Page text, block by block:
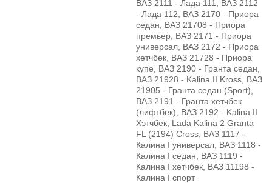
ВАЗ 2111 - Лада 111, ВАЗ 2112
- Лада 112, ВАЗ 2170 - Приора
седан, ВАЗ 21708 - Приора
премьер, ВАЗ 2171 - Приора
универсал, ВАЗ 2172 - Приора
хетчбек, ВАЗ 21728 - Приора
купе, ВАЗ 2190 - Гранта седан,
ВАЗ 21928 - Kalina II Kross, ВАЗ
21905 - Гранта седан (Sport),
ВАЗ 2191 - Гранта хетчбек
(лифтбек), ВАЗ 2192 - Kalina II
Хэтчбек, Lada Kalina 2 Granta
FL (2194) Cross, ВАЗ 1117 -
Калина I универсал, ВАЗ 1118 -
Калина I седан, ВАЗ 1119 -
Калина I хетчбек, ВАЗ 11198 -
Калина I спорт